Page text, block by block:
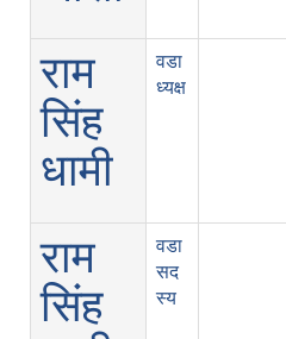
राम
सिंह
धामी
वडा
ध्यक्ष
राम
सिंह
वडा
सद
स्य